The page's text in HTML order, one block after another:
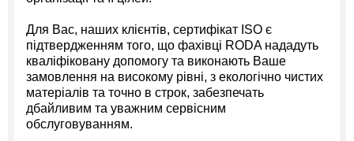
Для Вас, наших клієнтів, сертифікат ISO є
підтвердженням того, що фахівці RODA нададуть
кваліфіковану допомогу та виконають Ваше
замовлення на високому рівні, з екологічно чистих
матеріалів та точно в строк, забезпечать
дбайливим та уважним сервісним
обслуговуванням.